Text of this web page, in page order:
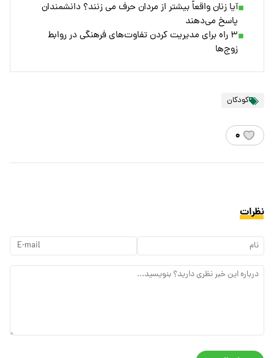
آیا زنان واقعاً بیشتر از مردان حرف می زنند؟ دانشمندان
پاسخ می‌دهند
۳ راه برای مدیریت کردن تفاوت‌های فرهنگی در روابط
زوج‌ها
کودکان
۰
نظرات